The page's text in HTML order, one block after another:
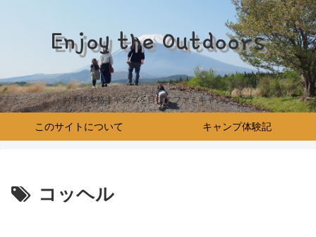
Enjoy the Outdoors
お手軽本格キャンプを目指すファミキャンブログ♪
このサイトについて キャンプ体験記
コッヘル